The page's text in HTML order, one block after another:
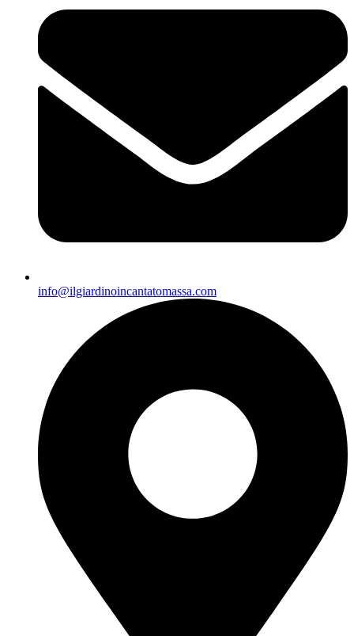
info@ilgiardinoincantatomassa.com